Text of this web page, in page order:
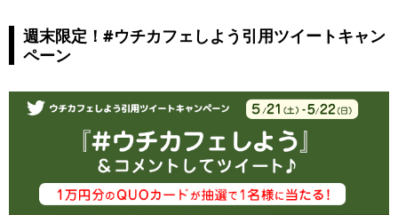
週末限定！#ウチカフェしよう引用ツイートキャン
ペーン